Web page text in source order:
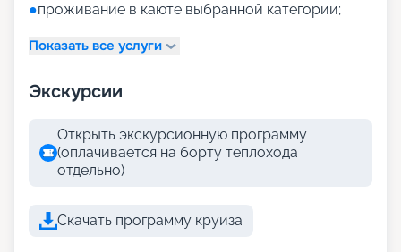
●проживание в каюте выбранной категории;
Показать все услуги
Экскурсии
Открыть экскурсионную программу
(оплачивается на борту теплохода
отдельно)
Скачать программу круиза